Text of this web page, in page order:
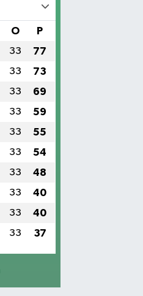
O P
33 77
33 73
33 69
33 59
33 55
33 54
33 48
33 40
33 40
33 37